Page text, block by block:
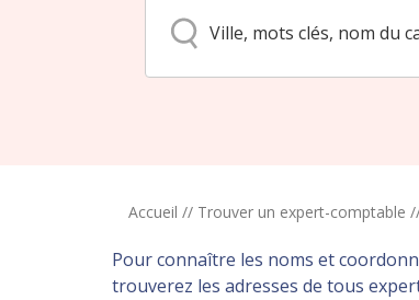
Accueil // Trouver un expert-comptable
Pour connaître les noms et
trouverez les adresses de tous